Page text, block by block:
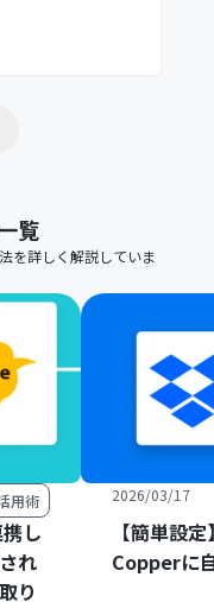
覧
を詳しく解説していま
用術
し
れ
り
2026/03/17
【簡単設
Copperに